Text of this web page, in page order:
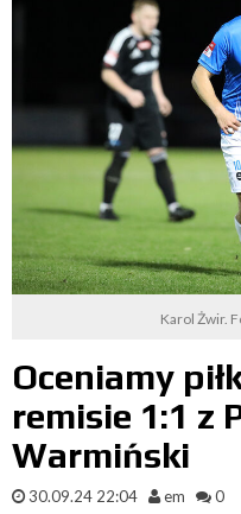
Karol Żwir.
Oceniamy
remisie 1:1 z
Warmiński
30.09.24 22:04 em 0